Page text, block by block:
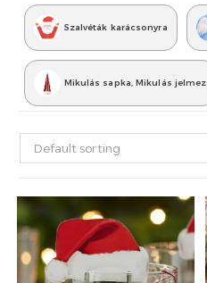
Szalvéták karácsonyra
Mikulás sapka, Mikulás jelmez
Default sorting